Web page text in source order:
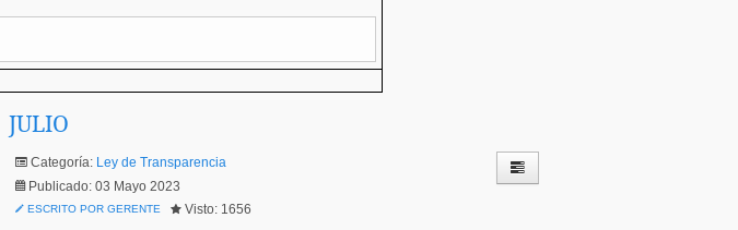
JULIO
Categoría: Ley de Transparencia
Publicado: 03 Mayo 2023
ESCRITO POR GERENTE Visto: 1656